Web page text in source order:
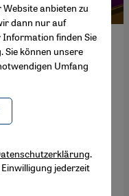
schämen muss:
ein
Angebot hilft
Mädchen
Tipps
anbieten zu
dann nur auf
Information finden Sie
. Sie können unsere
Umfang
.
jederzeit